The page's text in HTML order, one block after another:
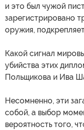
и это был чужой
зарегистрировано
оружия,
Какой сигнал
убийства этих
Польщикова и Ива
Несомненно, эти
собой, а выбор
вероятность того,